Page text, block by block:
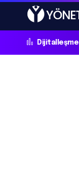
Dijitalleşme